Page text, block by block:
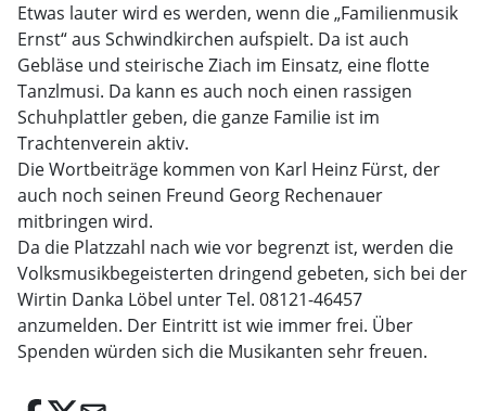
Etwas lauter wird es werden, wenn die „Familienmusik
Ernst“ aus Schwindkirchen aufspielt. Da ist auch
Gebläse und steirische Ziach im Einsatz, eine flotte
Tanzlmusi. Da kann es auch noch einen rassigen
Schuhplattler geben, die ganze Familie ist im
Trachtenverein aktiv.
Die Wortbeiträge kommen von Karl Heinz Fürst, der
auch noch seinen Freund Georg Rechenauer
mitbringen wird.
Da die Platzzahl nach wie vor begrenzt ist, werden die
Volksmusikbegeisterten dringend gebeten, sich bei der
Wirtin Danka Löbel unter Tel. 08121-46457
anzumelden. Der Eintritt ist wie immer frei. Über
Spenden würden sich die Musikanten sehr freuen.